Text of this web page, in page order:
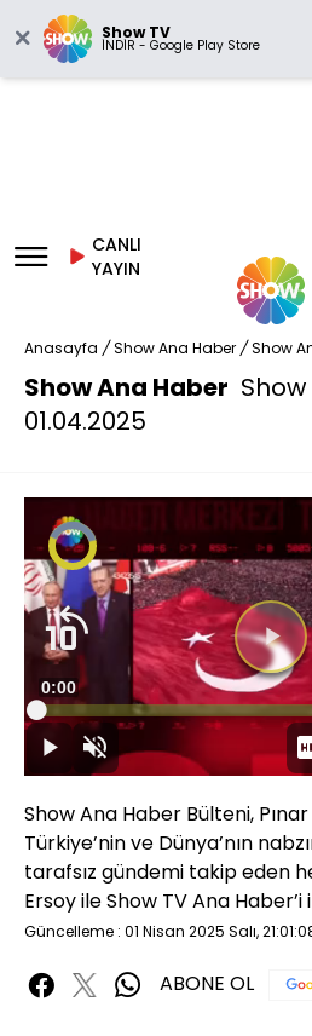
Show TV
İNDİR - Google Play Store
CANLI
YAYIN
Anasayfa / Show Ana Haber / Show
Show Ana Haber
01.04.2025
DuraklatSesi
Aç
Süre
0:00
Yüklendi:
0.16%
Show Ana Haber Bülteni,
Türkiye’nin ve Dünya’nın
tarafsız gündemi takip eden
Ersoy ile Show TV Ana Haber’i
Güncelleme : 01 Nisan 2025 Salı,
ABONE OL